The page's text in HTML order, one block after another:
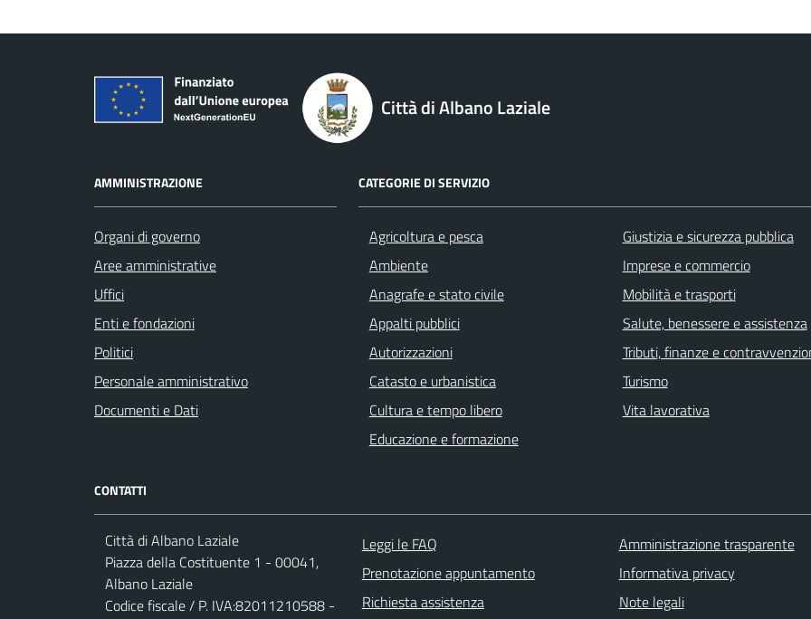
Città di Albano Laziale
AMMINISTRAZIONE
Organi di governo
Aree amministrative
Uffici
Enti e fondazioni
Politici
Personale amministrativo
Documenti e Dati
CATEGORIE DI SERVIZIO
Agricoltura e pesca
Ambiente
Anagrafe e stato civile
Appalti pubblici
Autorizzazioni
Catasto e urbanistica
Cultura e tempo libero
Educazione e formazione
Giustizia e sicurezza pubblica
Imprese e commercio
Mobilità e trasporti
Salute, benessere e assistenza
Tributi, finanze e
Turismo
Vita lavorativa
CONTATTI
Città di Albano Laziale
Piazza della Costituente 1 - 00041,
Albano Laziale
Codice fiscale / P. IVA:82011210588 -
Leggi le FAQ
Prenotazione appuntamento
Richiesta assistenza
Amministrazione trasparente
Informativa privacy
Note legali